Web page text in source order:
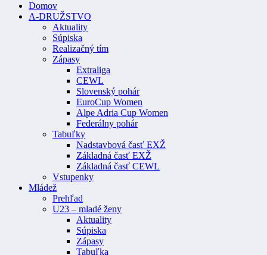
Domov
A-DRUŽSTVO
Aktuality
Súpiska
Realizačný tím
Zápasy
Extraliga
CEWL
Slovenský pohár
EuroCup Women
Alpe Adria Cup Women
Federálny pohár
Tabuľky
Nadstavbová časť EXŽ
Základná časť EXŽ
Základná časť CEWL
Vstupenky
Mládež
Prehľad
U23 – mladé ženy
Aktuality
Súpiska
Zápasy
Tabuľka